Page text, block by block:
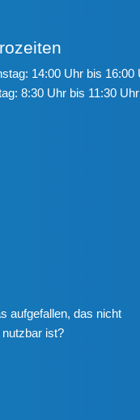
14:00 Uhr bis 16:00
8:30 Uhr bis 11:30 Uhr
aufgefallen, das nicht
ist?